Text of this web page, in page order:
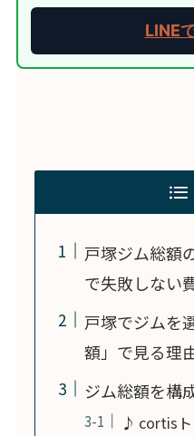
LINE
戸塚ジム総額
で失敗しない
戸塚でジムを
額」で見る理
ジム総額を構
♪ cortis